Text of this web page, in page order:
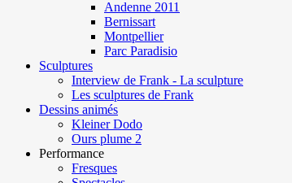
Andenne 2011
Bernissart
Montpellier
Parc Paradisio
Sculptures
Interview de Frank - La sculpture
Les sculptures de Frank
Dessins animés
Kleiner Dodo
Ours plume 2
Performance
Fresques